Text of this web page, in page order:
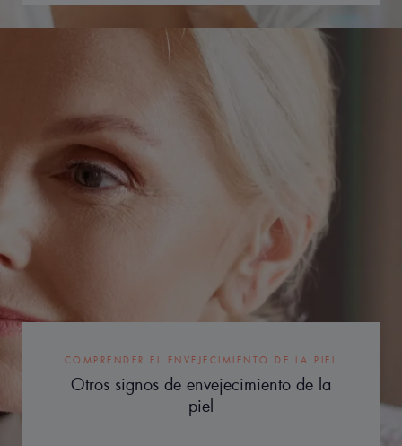
COMPRENDER EL ENVEJECIMIENTO DE LA PIEL
Otros signos de envejecimiento de la
piel